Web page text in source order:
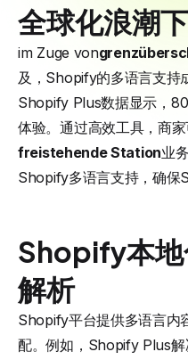
全球化浪潮
im Zuge von
及，Shopify的多语言支持
Shopify Plus数据显示，
体验。通过高效工具，商
freistehende Station业
Shopify多语言支持，确保
Shopify本地
解析
Shopify平台提供多语言内
配。例如，Shopify Plus